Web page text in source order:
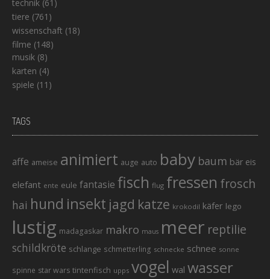
technik (61)
tiere (761)
wissenschaft (18)
filme (148)
musik (8)
karten (4)
spiele (11)
TAGS
affe ameise animiert auge auto baby baum bär eis
elefant ente eule fantasie fisch flug fressen frosch
hai hund insekt jagd katze krokodil käfer lego
lustig madagaskar makro maus meer reptilie
schildkröte schlange schmetterling schnecke schnee sonne
spinne star wars tintenfisch upps vogel wal wasser